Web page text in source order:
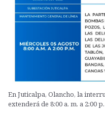
En Juticalpa, Olancho, la
extenderá de 8:00 a. m. a 2:00